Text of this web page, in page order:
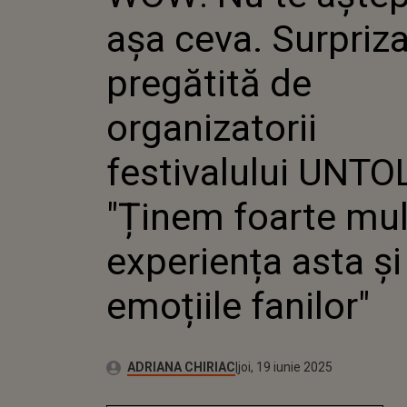
UNTOLD: "ȚINEM
LA EXPERIENȚA
EMOȚIILE FANILOR"
așa ceva. Surpriza
pregătită de
organizatorii
festivalului
"Ținem foarte
experiența asta
emoțiile fanilor"
Autor:ADRIANA CHIRIACPublicat:
joi, 19 iunie 2025
Actualizat:
joi, 19 iunie 2025